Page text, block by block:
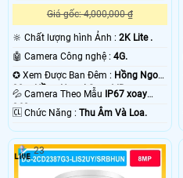
Giá gốc: 4,000,000 ₫
🔆 Chất lượng hình Ảnh : 2K Lite .
🤖️ Camera Công nghệ : 4G.
✪ Xem Được Ban Đêm : Hồng Ngoại
30m Hồng Ngoại Smart IR.
💦 Camera Theo Mẫu
IP67 xoay
360.
️🆑 Chức Năng : Thu Âm Và Loa.
23